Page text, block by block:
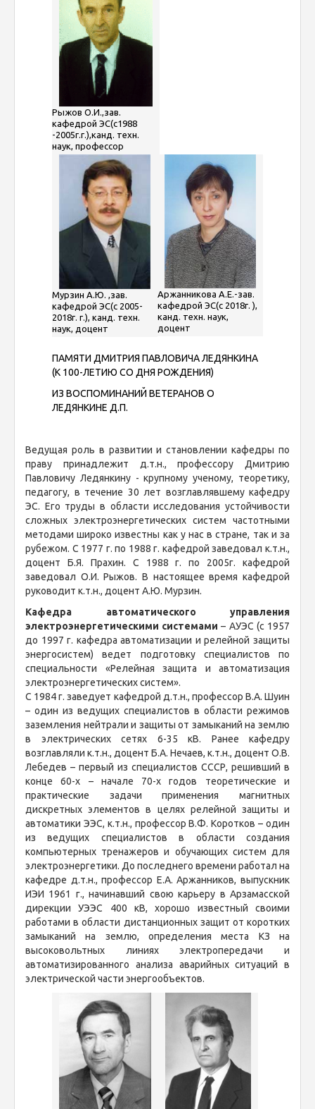
Рыжов О.И.,зав.
кафедрой ЭС(с1988
-2005г.г.),канд. техн.
наук, профессор
Мурзин А.Ю. ,зав.
кафедрой ЭС(с 2005-
2018г. г.), канд. техн.
наук, доцент
Аржанникова А.Е.-зав.
кафедрой ЭС(с 2018г. ),
канд. техн. наук,
доцент
ПАМЯТИ ДМИТРИЯ ПАВЛОВИЧА ЛЕДЯНКИНА
(К 100-ЛЕТИЮ СО ДНЯ РОЖДЕНИЯ)
ИЗ ВОСПОМИНАНИЙ ВЕТЕРАНОВ О
ЛЕДЯНКИНЕ Д.П.
Ведущая роль в развитии и становлении кафедры по
праву принадлежит д.т.н., профессору Дмитрию
Павловичу Ледянкину - крупному ученому, теоретику,
педагогу, в течение 30 лет возглавлявшему кафедру
ЭС. Его труды в области исследования устойчивости
сложных электроэнергетических систем частотными
методами широко известны как у нас в стране, так и за
рубежом. С 1977 г. по 1988 г. кафедрой заведовал к.т.н.,
доцент Б.Я. Прахин. С 1988 г. по 2005г. кафедрой
заведовал О.И. Рыжов. В настоящее время кафедрой
руководит к.т.н., доцент А.Ю. Мурзин.
Кафедра автоматического управления
электроэнергетическими системами – АУЭС (с 1957
до 1997 г. кафедра автоматизации и релейной защиты
энергосистем) ведет подготовку специалистов по
специальности «Релейная защита и автоматизация
электроэнергетических систем».
С 1984 г. заведует кафедрой д.т.н., профессор В.А. Шуин
– один из ведущих специалистов в области режимов
заземления нейтрали и защиты от замыканий на землю
в электрических сетях 6-35 кВ. Ранее кафедру
возглавляли к.т.н., доцент Б.А. Нечаев, к.т.н., доцент О.В.
Лебедев – первый из специалистов СССР, решивший в
конце 60-х – начале 70-х годов теоретические и
практические задачи применения магнитных
дискретных элементов в целях релейной защиты и
автоматики ЭЭС, к.т.н., профессор В.Ф. Коротков – один
из ведущих специалистов в области создания
компьютерных тренажеров и обучающих систем для
электроэнергетики. До последнего времени работал на
кафедре д.т.н., профессор Е.А. Аржанников, выпускник
ИЭИ 1961 г., начинавший свою карьеру в Арзамасской
дирекции УЭЭС 400 кВ, хорошо известный своими
работами в области дистанционных защит от коротких
замыканий на землю, определения места КЗ на
высоковольтных линиях электропередачи и
автоматизированного анализа аварийных ситуаций в
электрической части энергообъектов.